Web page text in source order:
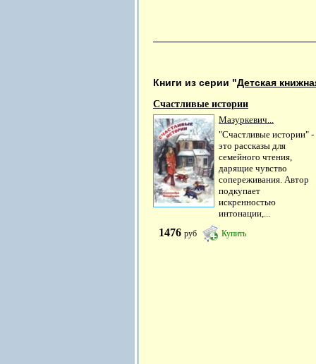
Книги из серии "Детская
Счастливые истории
Мазуркевич...
"Счастливые истории" -
это рассказы для
семейного чтения,
дарящие чувство
сопереживания. Автор
подкупает
искренностью
интонации,...
1476 руб Купить